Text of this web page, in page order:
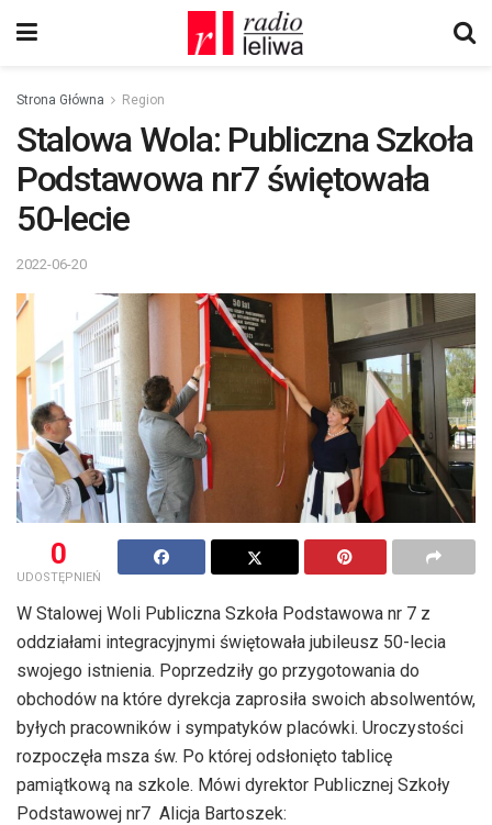
Strona Główna Region
Stalowa Wola: Publiczna Szkoła
Podstawowa nr7 świętowała
50-lecie
2022-06-20
0
UDOSTĘPNIEŃ
W Stalowej Woli Publiczna Szkoła Podstawowa nr 7 z
oddziałami integracyjnymi świętowała jubileusz 50-lecia
swojego istnienia. Poprzedziły go przygotowania do
obchodów na które dyrekcja zaprosiła swoich absolwentów,
byłych pracowników i sympatyków placówki. Uroczystości
rozpoczęła msza św. Po której odsłonięto tablicę
pamiątkową na szkole. Mówi dyrektor Publicznej Szkoły
Podstawowej nr7 Alicja Bartoszek: